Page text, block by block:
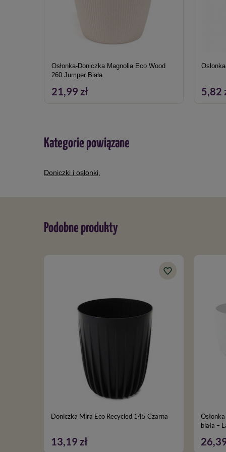
Osłonka-Doniczka Magnolia Eco Wood
260 Jumper Biała
21,99 zł 5,82
Kategorie powiązane
Doniczki i osłonki
Podobne produkty
Doniczka Mira Eco Recycled 145 Czarna
13,19 zł
biała –